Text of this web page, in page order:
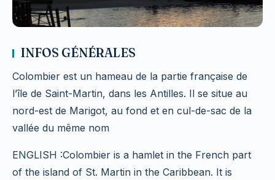
INFOS GÉNÉRALES
Colombier est un hameau de la partie française de
l’île de Saint-Martin, dans les Antilles. Il se situe au
nord-est de Marigot, au fond et en cul-de-sac de la
vallée du même nom
ENGLISH :Colombier is a hamlet in the French part
of the island of St. Martin in the Caribbean. It is